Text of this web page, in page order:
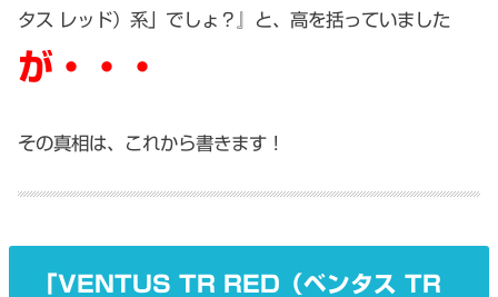
タス レッド）系」でしょ？』と、高を括っていました
が・・・
その真相は、これから書きます！
「VENTUS TR RED（ベンタス TR